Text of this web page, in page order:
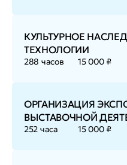
КУЛЬТУРНОЕ
ТЕХНОЛОГИИ
288 часов 15 000 ₽
ОРГАНИЗАЦИЯ
ВЫСТАВОЧНОЙ
252 часа 15 000 ₽